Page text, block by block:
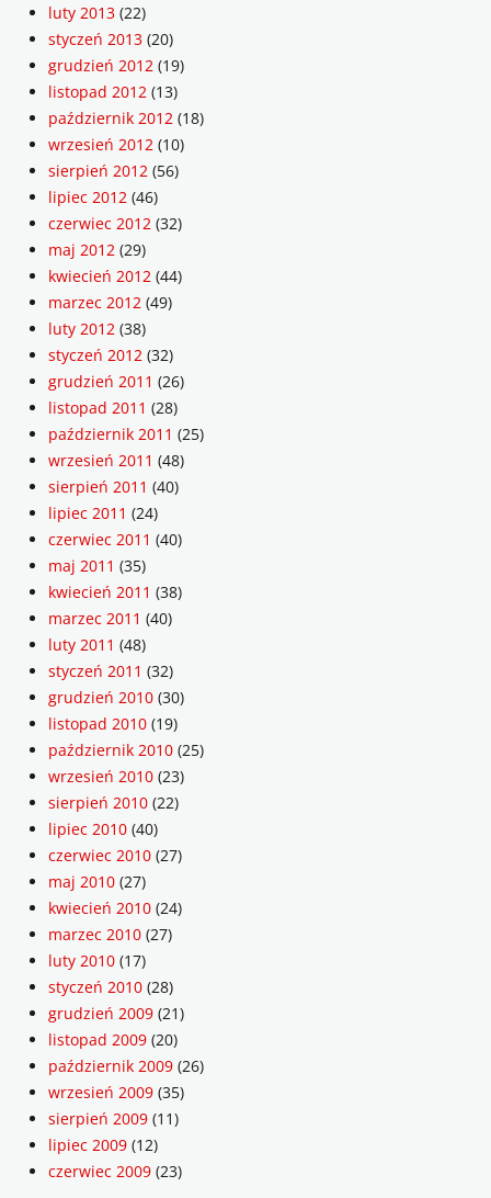
luty 2013 (22)
styczeń 2013 (20)
grudzień 2012 (19)
listopad 2012 (13)
październik 2012 (18)
wrzesień 2012 (10)
sierpień 2012 (56)
lipiec 2012 (46)
czerwiec 2012 (32)
maj 2012 (29)
kwiecień 2012 (44)
marzec 2012 (49)
luty 2012 (38)
styczeń 2012 (32)
grudzień 2011 (26)
listopad 2011 (28)
październik 2011 (25)
wrzesień 2011 (48)
sierpień 2011 (40)
lipiec 2011 (24)
czerwiec 2011 (40)
maj 2011 (35)
kwiecień 2011 (38)
marzec 2011 (40)
luty 2011 (48)
styczeń 2011 (32)
grudzień 2010 (30)
listopad 2010 (19)
październik 2010 (25)
wrzesień 2010 (23)
sierpień 2010 (22)
lipiec 2010 (40)
czerwiec 2010 (27)
maj 2010 (27)
kwiecień 2010 (24)
marzec 2010 (27)
luty 2010 (17)
styczeń 2010 (28)
grudzień 2009 (21)
listopad 2009 (20)
październik 2009 (26)
wrzesień 2009 (35)
sierpień 2009 (11)
lipiec 2009 (12)
czerwiec 2009 (23)